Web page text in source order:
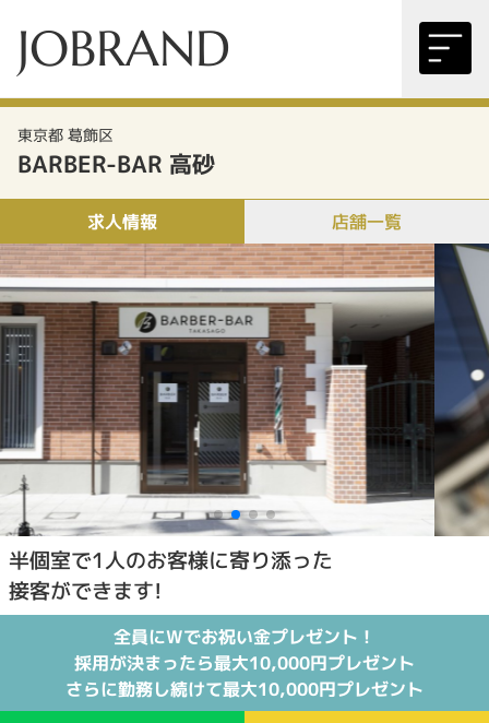
JOBRAND
東京都 葛飾区
BARBER-BAR 高砂
求人情報
半個室で1人のお客様に寄り添った
接客ができます!
全員にWでお祝い金プレゼント！
採用が決まったら最大10,000円プレゼント
さらに勤務し続けて最大10,000円プレゼント
店舗一覧